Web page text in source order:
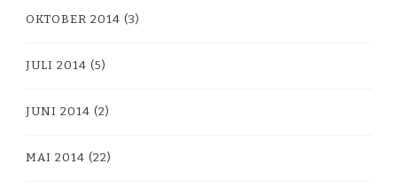
OKTOBER 2014 (3)
JULI 2014 (5)
JUNI 2014 (2)
MAI 2014 (22)